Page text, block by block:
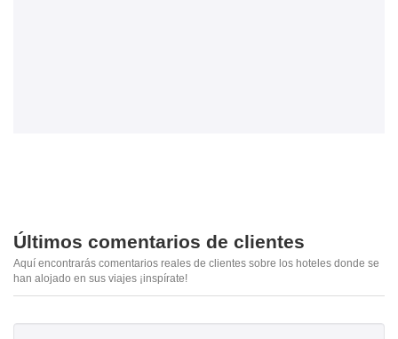
Últimos comentarios de clientes
Aquí encontrarás comentarios reales de clientes sobre los hoteles donde se
han alojado en sus viajes ¡inspírate!